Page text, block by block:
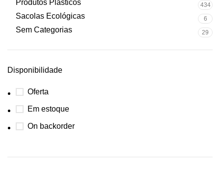
Produtos Plásticos 434
Sacolas Ecológicas 6
Sem Categorias 29
Disponibilidade
Oferta
Em estoque
On backorder